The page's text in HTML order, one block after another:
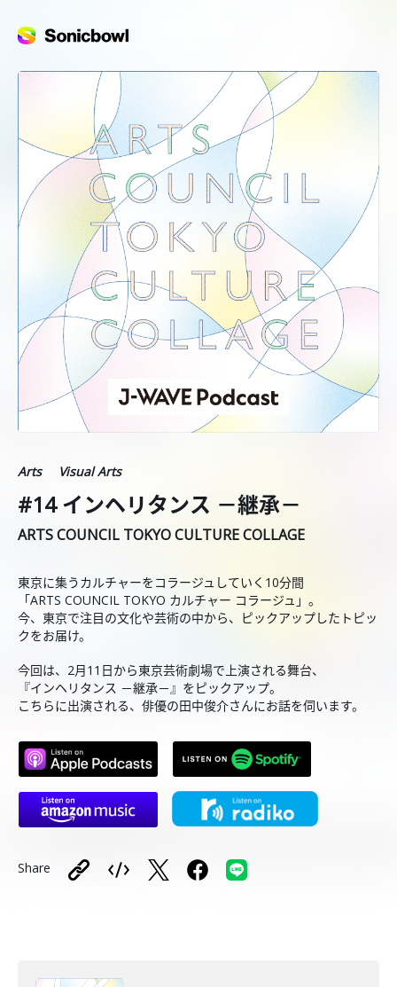
Arts Visual Arts
#14 インヘリタンス －継承－
ARTS COUNCIL TOKYO CULTURE COLLAGE
東京に集うカルチャーをコラージュしていく10分間
「ARTS COUNCIL TOKYO カルチャー コラージュ」。
今、東京で注目の文化や芸術の中から、ピックアップしたトピッ
クをお届け。
今回は、2月11日から東京芸術劇場で上演される舞台、
『インヘリタンス －継承－』をピックアップ。
こちらに出演される、俳優の田中俊介さんにお話を伺います。
Share